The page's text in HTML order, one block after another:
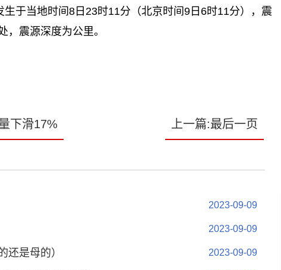
于当地时间8日23时11分（北京时间9日6时11分），震
，震源深度为公里。
下滑17% 上一篇:最后一页
2023-09-09
2023-09-09
还是母的） 2023-09-09